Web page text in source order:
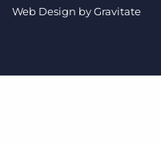
Web Design byGravitate